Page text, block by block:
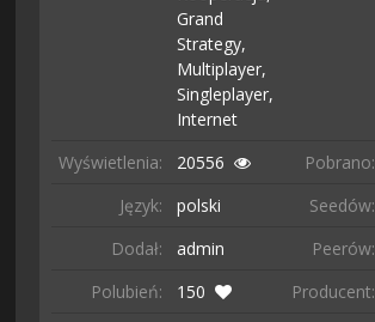
Grand
Strategy,
Multiplayer,
Singleplayer,
Internet
Wyświetlenia: 20556 Pobrano:
Język:
polski Seedów:
Dodał:
admin Peerów:
Polubień:
150 Producent: